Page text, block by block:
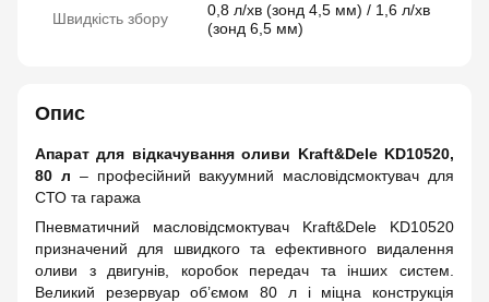
Швидкість збору
0,8 л/хв (зонд 4,5 мм) / 1,6 л/хв
(зонд 6,5 мм)
Опис
Апарат для відкачування оливи Kraft&Dele KD10520,
80 л – професійний вакуумний масловідсмоктувач для
СТО та гаража
Пневматичний масловідсмоктувач Kraft&Dele KD10520
призначений для швидкого та ефективного видалення
оливи з двигунів, коробок передач та інших систем.
Великий резервуар об’ємом 80 л і міцна конструкція